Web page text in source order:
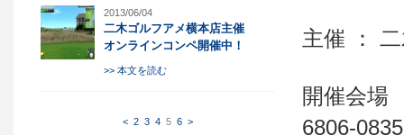
2013/06/04
二木ゴルフアメ横本店主催
オンラインコンペ開催中！
>> 本文を読む
< 2 3 4 5 6 >
主催 ：
開催会場
6806-0835